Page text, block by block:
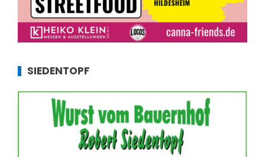
SIEDENTOPF